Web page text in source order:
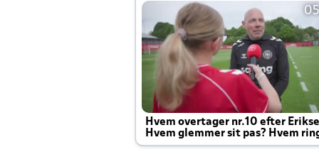
Hvem overtager nr.10 efter
Hvem glemmer sit pas? Hvem
Joachim altid til efter kampe?